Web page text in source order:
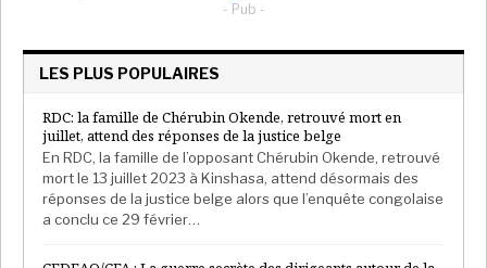
- Pub -
LES PLUS POPULAIRES
RDC: la famille de Chérubin Okende, retrouvé mort en
juillet, attend des réponses de la justice belge
En RDC, la famille de l’opposant Chérubin Okende, retrouvé
mort le 13 juillet 2023 à Kinshasa, attend désormais des
réponses de la justice belge alors que l’enquête congolaise
a conclu ce 29 février…